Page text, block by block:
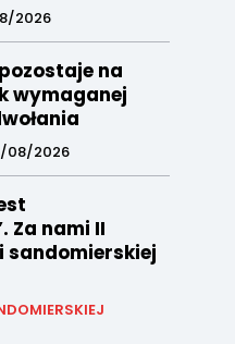
2026
na
wymaganej
08/2026
Za nami II
sandomierskiej